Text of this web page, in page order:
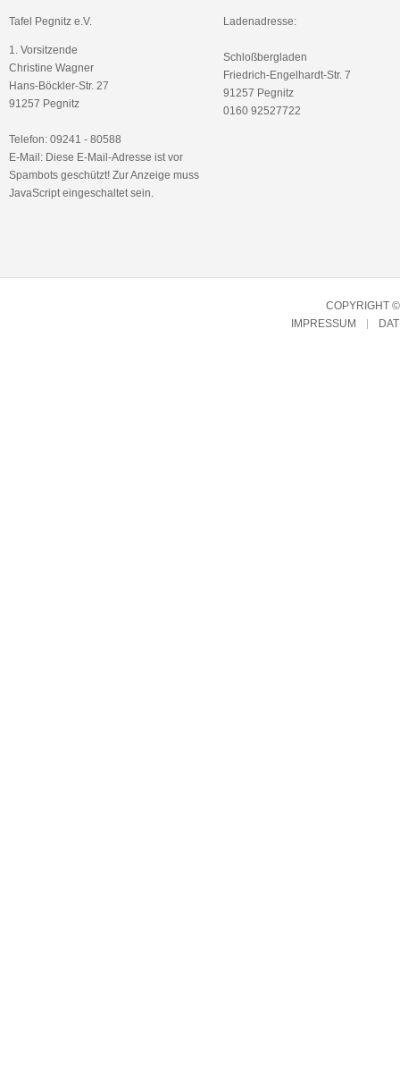
Tafel Pegnitz e.V.
1. Vorsitzende
Christine Wagner
Hans-Böckler-Str. 27
91257 Pegnitz
Telefon: 09241 - 80588
E-Mail: Diese E-Mail-Adresse ist vor
Spambots geschützt! Zur Anzeige muss
JavaScript eingeschaltet sein.
Ladenadresse:
Schloßbergladen
Friedrich-Engelhardt-Str. 7
91257 Pegnitz
0160 92527722
COPYRIGHT
IMPRESSUM